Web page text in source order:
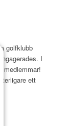
golfklubb
I
medlemmar!
ett